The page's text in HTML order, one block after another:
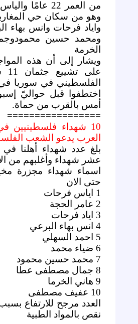
وهو من سكان حي
واياد فرحات وانس بهاء
ومحمد حسين
الخرمة
الفلسطيني في سوريا
اختطفوا قبل حواليّ
أمس بالقرب من حماة.
=================
10 شهداء فلسطينيين
العرب يدعو الشعب
بلغ عدد شهداء أهلنا
عشر شهداء وأغلبهم من
اسماء شهداء مجزرة
حتى الان
1 اياس فرحات
2 عامر الحجة
3 اياد فرحات
4 انس بهاء البرعي
5 احمد السهلي
6 ضياء محمد
7 محمد حسين محمود
8 جمال مصطفى عطا
9 هاني الخرما
10 عفيف مصطفى
العدد مرجح للارتفاع
نقص بالمواد الطبية